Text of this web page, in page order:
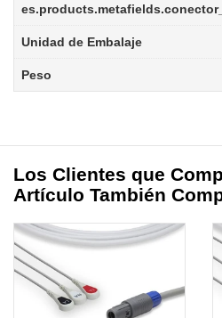
Unidad de Embalaje
Peso
Los Clientes que
Artículo También